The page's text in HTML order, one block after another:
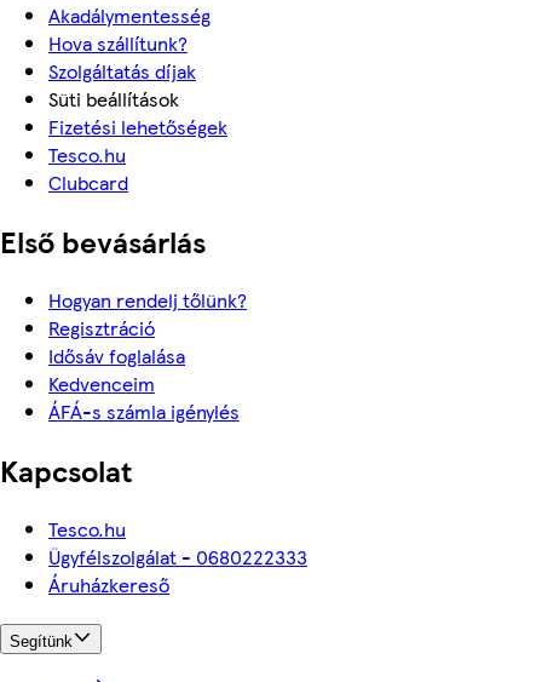
Akadálymentesség
Hova szállítunk?
Szolgáltatás díjak
Süti beállítások
Fizetési lehetőségek
Tesco.hu
Clubcard
Első bevásárlás
Hogyan rendelj tőlünk?
Regisztráció
Idősáv foglalása
Kedvenceim
ÁFÁ-s számla igénylés
Kapcsolat
Tesco.hu
Ügyfélszolgálat - 0680222333
Áruházkereső
Segítünk